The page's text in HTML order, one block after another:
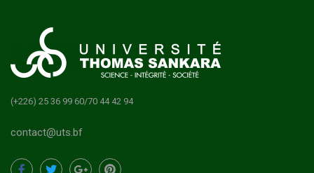
(+226) 25 36 99 60/70 44 42 94
contact@uts.bf